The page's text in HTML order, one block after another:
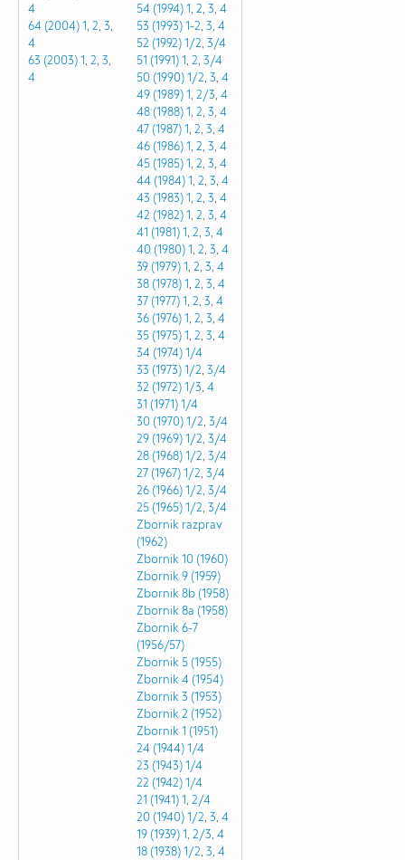
4
64 (2004)1, 2, 3,
4
63 (2003)1, 2, 3,
4
54 (1994)1, 2, 3, 4
53 (1993)1-2, 3, 4
52 (1992)1/2, 3/4
51 (1991)1, 2, 3/4
50 (1990)1/2, 3, 4
49 (1989)1, 2/3, 4
48 (1988)1, 2, 3, 4
47 (1987)1, 2, 3, 4
46 (1986)1, 2, 3, 4
45 (1985)1, 2, 3, 4
44 (1984)1, 2, 3, 4
43 (1983)1, 2, 3, 4
42 (1982)1, 2, 3, 4
41 (1981)1, 2, 3, 4
40 (1980)1, 2, 3, 4
39 (1979)1, 2, 3, 4
38 (1978)1, 2, 3, 4
37 (1977)1, 2, 3, 4
36 (1976)1, 2, 3, 4
35 (1975)1, 2, 3, 4
34 (1974)1/4
33 (1973)1/2, 3/4
32 (1972)1/3, 4
31 (1971)1/4
30 (1970)1/2, 3/4
29 (1969)1/2, 3/4
28 (1968)1/2, 3/4
27 (1967)1/2, 3/4
26 (1966)1/2, 3/4
25 (1965)1/2, 3/4
Zbornik razprav
(1962)
Zbornik 10 (1960)
Zbornik 9 (1959)
Zbornik 8b (1958)
Zbornik 8a (1958)
Zbornik 6-7
(1956/57)
Zbornik 5 (1955)
Zbornik 4 (1954)
Zbornik 3 (1953)
Zbornik 2 (1952)
Zbornik 1 (1951)
24 (1944)1/4
23 (1943)1/4
22 (1942)1/4
21 (1941)1, 2/4
20 (1940)1/2, 3, 4
19 (1939)1, 2/3, 4
18 (1938)1/2, 3, 4